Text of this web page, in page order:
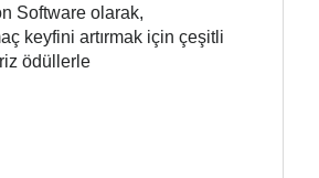
Software olarak,
keyfini artırmak için çeşitli
ödüllerle